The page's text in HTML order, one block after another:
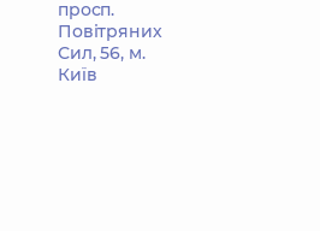
просп.
Повітряних
Сил, 56, м.
Київ